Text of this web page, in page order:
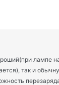
лампе
так и